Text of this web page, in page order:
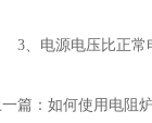
、电源电压比正常电
篇： 如何使用电阻